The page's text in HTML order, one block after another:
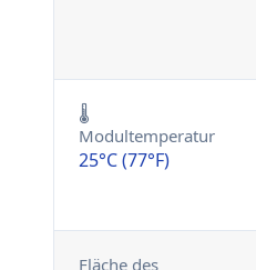
🌡
Modultemperatur
25°C (77°F)
Fläche des